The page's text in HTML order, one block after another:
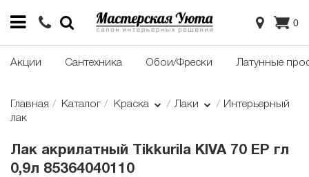
0
Акции Сантехника Обои/Фрески Латунные
Главная Каталог Краска Лаки
Интерьерный
лак
Лак акрилатный Tikkurila KIVA 70 EP гл
0,9л 85364040110